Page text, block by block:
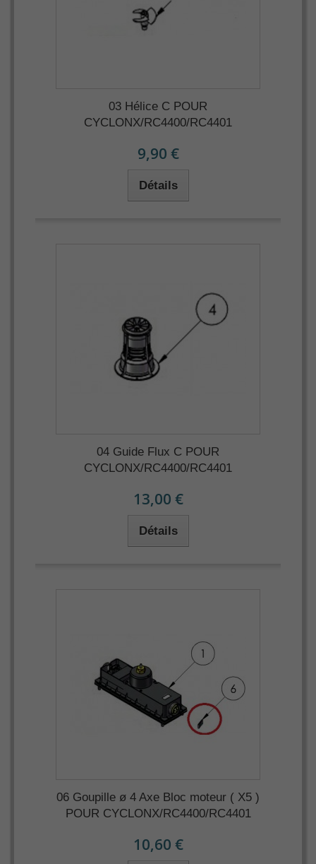
03 Hélice C POUR
CYCLONX/RC4400/RC4401
9,90 €
Détails
04 Guide Flux C POUR
CYCLONX/RC4400/RC4401
13,00 €
Détails
06 Goupille ø 4 Axe Bloc moteur ( X5 )
POUR CYCLONX/RC4400/RC4401
10,60 €